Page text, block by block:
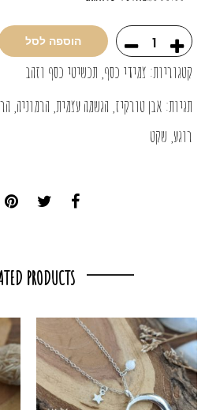
הוספה לסל
קטגוריות: צמידי כסף, תכשיטי כסף וזהב
תגיות: אבן טורקיז,הגשמה עצמית,הרמוניה,
רוגע, שקט
PRODUCTS